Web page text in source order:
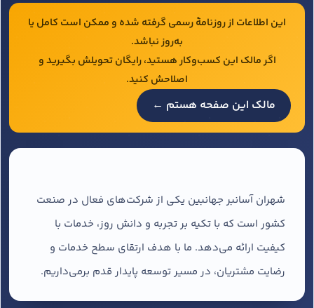
این اطلاعات از روزنامهٔ رسمی گرفته شده و ممکن است کامل یا
به‌روز نباشد.
اگر مالک این کسب‌وکار هستید، رایگان تحویلش بگیرید و
اصلاحش کنید.
مالک این صفحه هستم ←
شهران آسانبر جهانبین یکی از شرکت‌های فعال در صنعت
کشور است که با تکیه بر تجربه و دانش روز، خدمات با
کیفیت ارائه می‌دهد. ما با هدف ارتقای سطح خدمات و
رضایت مشتریان، در مسیر توسعه پایدار قدم برمی‌داریم.